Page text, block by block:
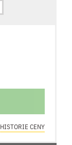
HISTORIE CENY